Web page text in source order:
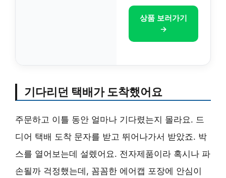
상품 보러가기
→
기다리던 택배가 도착했어요
주문하고 이틀 동안 얼마나 기다렸는지 몰라요. 드
디어 택배 도착 문자를 받고 뛰어나가서 받았죠. 박
스를 열어보는데 설렜어요. 전자제품이라 혹시나 파
손될까 걱정했는데, 꼼꼼한 에어캡 포장에 안심이